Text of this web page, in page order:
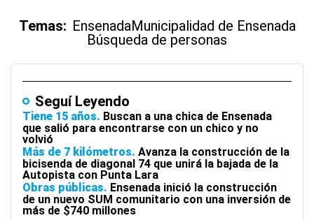
Temas: EnsenadaMunicipalidad de Ensenada
Búsqueda de personas
Seguí Leyendo
Tiene 15 años Buscan a una chica de Ensenada
que salió para encontrarse con un chico y no
volvió
Más de 7 kilómetros Avanza la construcción de la
bicisenda de diagonal 74 que unirá la bajada de la
Autopista con Punta Lara
Obras públicas Ensenada inició la construcción
de un nuevo SUM comunitario con una inversión de
más de $740 millones